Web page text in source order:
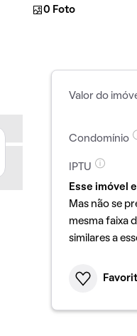
0 Foto
Valor do
Condomínio
IPTU
Esse imóvel
Mas não se
mesma faixa
similares a